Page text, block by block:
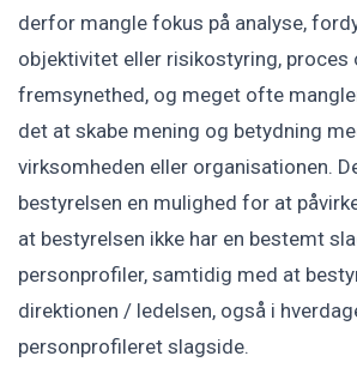
derfor mangle fokus på analyse,
objektivitet eller risikostyring, proces
fremsynethed, og meget ofte
det at skabe mening og betydning
virksomheden eller organisationen.
bestyrelsen en mulighed for at
at bestyrelsen ikke har en bestemt
personprofiler, samtidig med at
direktionen / ledelsen, også i
personprofileret slagside.